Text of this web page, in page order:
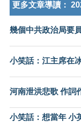
更多文章導讀：
幾個中共政治局要
小笑話：江主席在
河南泄洪悲歌 作詞
小笑話：想當年 小